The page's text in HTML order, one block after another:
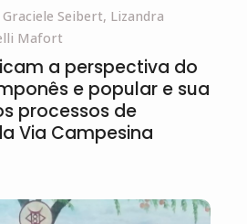
Seibert, Lizandra
Mafort
a perspectiva do
e popular e sua
processos de
Via Campesina